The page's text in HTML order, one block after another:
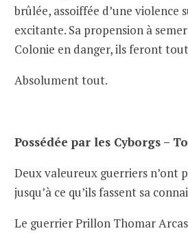
brûlée, assoiffée d’une violence
excitante. Sa propension à
Colonie en danger, ils feront
Absolument tout.
Possédée par les Cyborgs –
Deux valeureux guerriers n’ont
jusqu’à ce qu’ils fassent sa
Le guerrier Prillon Thomar